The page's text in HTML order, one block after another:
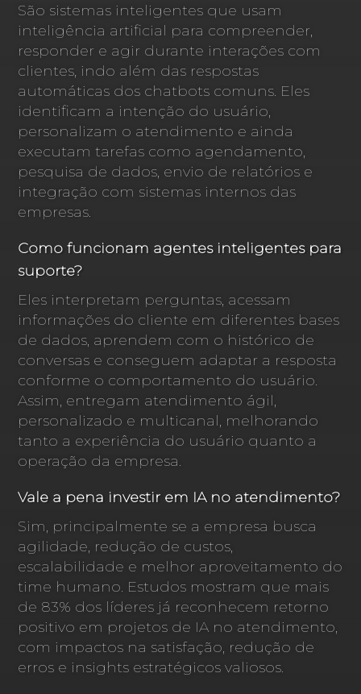
São sistemas inteligentes que usam
inteligência artificial para compreender,
responder e agir durante interações com
clientes, indo além das respostas
automáticas dos chatbots comuns. Eles
identificam a intenção do usuário,
personalizam o atendimento e ainda
executam tarefas como agendamento,
pesquisa de dados, envio de relatórios e
integração com sistemas internos das
empresas.
Como funcionam agentes inteligentes para
suporte?
Eles interpretam perguntas, acessam
informações do cliente em diferentes bases
de dados, aprendem com o histórico de
conversas e conseguem adaptar a resposta
conforme o comportamento do usuário.
Assim, entregam atendimento ágil,
personalizado e multicanal, melhorando
tanto a experiência do usuário quanto a
operação da empresa.
Vale a pena investir em IA no atendimento?
Sim, principalmente se a empresa busca
agilidade, redução de custos,
escalabilidade e melhor aproveitamento do
time humano. Estudos mostram que mais
de 83% dos líderes já reconhecem retorno
positivo em projetos de IA no atendimento,
com impactos na satisfação, redução de
erros e insights estratégicos valiosos.